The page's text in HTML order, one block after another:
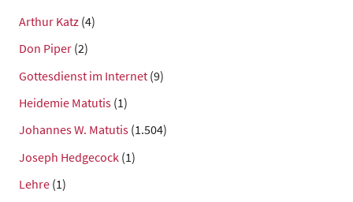
Arthur Katz (4)
Don Piper (2)
Gottesdienst im Internet (9)
Heidemie Matutis (1)
Johannes W. Matutis (1.504)
Joseph Hedgecock (1)
Lehre (1)